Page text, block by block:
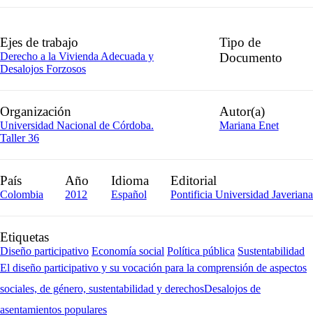
Ejes de trabajo
Derecho a la Vivienda Adecuada y
Desalojos Forzosos
Tipo de
Documento
Organización
Universidad Nacional de Córdoba.
Taller 36
Autor(a)
Mariana Enet
País
Colombia
Año
2012
Idioma
Español
Editorial
Pontificia Universidad Javeriana
Etiquetas
Diseño participativo Economía social Política pública Sustentabilidad
El diseño participativo y su vocación para la comprensión de aspectos
sociales, de género, sustentabilidad y derechosDesalojos de
asentamientos populares